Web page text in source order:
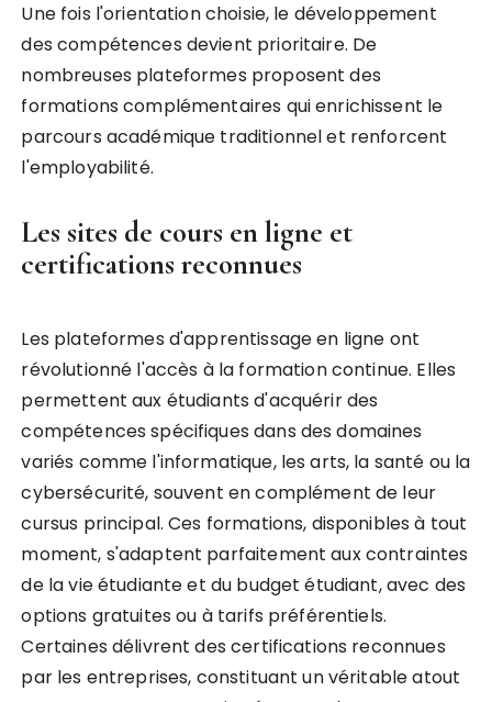
Une fois l'orientation choisie, le développement
des compétences devient prioritaire. De
nombreuses plateformes proposent des
formations complémentaires qui enrichissent le
parcours académique traditionnel et renforcent
l'employabilité.
Les sites de cours en ligne et
certifications reconnues
Les plateformes d'apprentissage en ligne ont
révolutionné l'accès à la formation continue. Elles
permettent aux étudiants d'acquérir des
compétences spécifiques dans des domaines
variés comme l'informatique, les arts, la santé ou la
cybersécurité, souvent en complément de leur
cursus principal. Ces formations, disponibles à tout
moment, s'adaptent parfaitement aux contraintes
de la vie étudiante et du budget étudiant, avec des
options gratuites ou à tarifs préférentiels.
Certaines délivrent des certifications reconnues
par les entreprises, constituant un véritable atout